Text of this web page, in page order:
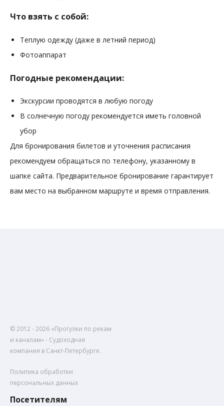
Что взять с собой:
Теплую одежду (даже в летний период)
Фотоаппарат
Погодные рекомендации:
Экскурсии проводятся в любую погоду
В солнечную погоду рекомендуется иметь головной
убор
Для бронирования билетов и уточнения расписания
рекомендуем обращаться по телефону, указанному в
шапке сайта. Предварительное бронирование гарантирует
вам место на выбранном маршруте и время отправления.
© 2012 - 2026 «Прогулки по рекам
и каналам» - Cудoxoднaя
кoмпaния в Санкт-Петербурге.
Политика обработки
персональных данных
Посетителям